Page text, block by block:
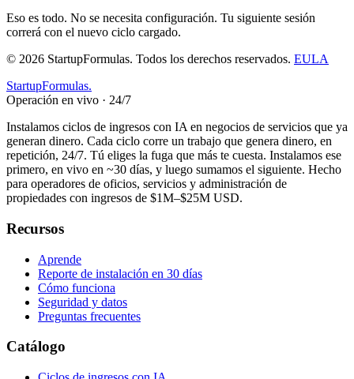
Eso es todo. No se necesita configuración. Tu siguiente sesión
correrá con el nuevo ciclo cargado.
© 2026 StartupFormulas. Todos los derechos reservados. EULA
StartupFormulas.
Operación en vivo · 24/7
Instalamos ciclos de ingresos con IA en negocios de servicios que ya
generan dinero. Cada ciclo corre un trabajo que genera dinero, en
repetición, 24/7. Tú eliges la fuga que más te cuesta. Instalamos ese
primero, en vivo en ~30 días, y luego sumamos el siguiente. Hecho
para operadores de oficios, servicios y administración de
propiedades con ingresos de $1M–$25M USD.
Recursos
Aprende
Reporte de instalación en 30 días
Cómo funciona
Seguridad y datos
Preguntas frecuentes
Catálogo